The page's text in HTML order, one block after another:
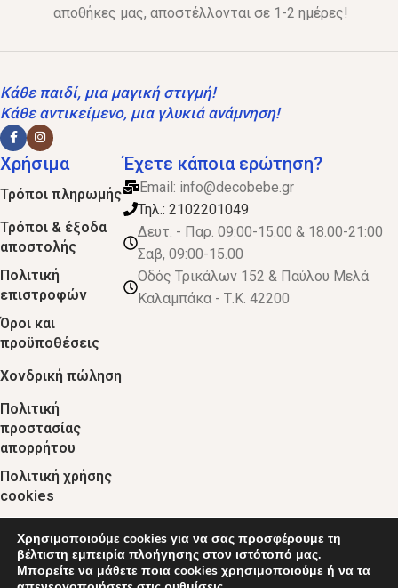
αποθήκες μας, αποστέλλονται σε 1-2 ημέρες!
Κάθε παιδί, μια μαγική στιγμή!
Κάθε αντικείμενο, μια γλυκιά ανάμνηση!
Χρήσιμα
Τρόποι πληρωμής
Τρόποι & έξοδα
αποστολής
Πολιτική
επιστροφών
Όροι και
προϋποθέσεις
Χονδρική πώληση
Πολιτική
προστασίας
απορρήτου
Πολιτική χρήσης
cookies
Έχετε κάποια ερώτηση?
Email: info@decobebe.gr
Τηλ.: 2102201049
Δευτ. - Παρ. 09:00-15.00 & 18.00-21:00
Σαβ, 09:00-15.00
Οδός Τρικάλων 152 & Παύλου Μελά
Καλαμπάκα - Τ.Κ. 42200
© 2024 :: decobebe.gr
Χρησιμοποιούμε cookies για να σας προσφέρουμε τη
βέλτιστη εμπειρία πλοήγησης στον ιστότοπό μας.
Μπορείτε να μάθετε ποια cookies χρησιμοποιούμε ή να τα